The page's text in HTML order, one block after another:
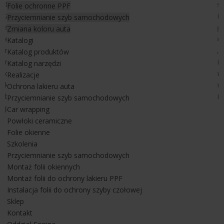
Folie ochronne PPF
Przyciemnianie szyb samochodowych
Zmiana koloru auta
Katalogi
Katalog produktów
Katalog narzędzi
Realizacje
Ochrona lakieru auta
Przyciemnianie szyb samochodowych
Car wrapping
Powłoki ceramiczne
Folie okienne
Szkolenia
Przyciemnianie szyb samochodowych
Montaż folii okiennych
Montaż folii do ochrony lakieru PPF
Instalacja folii do ochrony szyby czołowej
Sklep
Kontakt
Dedykowana do budynków, gdzie potrzebujemy skutecznie
zapobiec przegrzewaniu się wnętrza przy zachowaniu dużej ilości
światła dziennego. Doskonała relacja pomiędzy wysoką redukcją
energii cieplnej, a przyciemnieniem wnętrza powoduje, że jest to
najlepszy produkt do zastosowania w domach prywatnych,
rezydencjach, mieszkaniach zarówno na szybach pionowych jak i
oknach dachowych. Sprawdza się również w budynkach
komercyjnych jak hotele, pensjonaty czy pomieszczeniach
biurowych gdzie występuje problem nadmiernego nagrzewania i
potrzebujemy dużej ilości światła dziennego.